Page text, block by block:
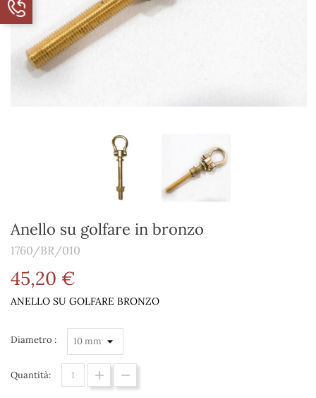
Anello su golfare in bronzo
1760/BR/010
45,20 €
ANELLO SU GOLFARE BRONZO
Diametro :
Quantità: